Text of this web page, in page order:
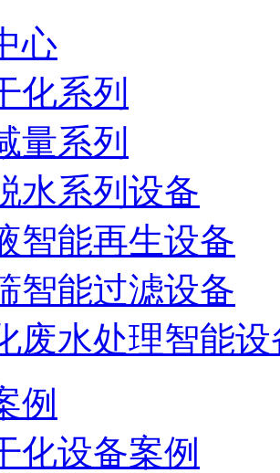
心
化系列
量系列
水系列设备
智能再生设备
智能过滤设备
废水处理智能设
例
化设备案例